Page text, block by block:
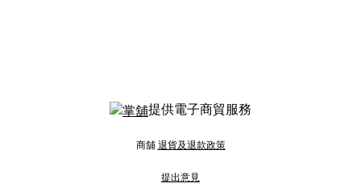
提供電子商貿服務
商舖 退貨及退款政策
提出意見